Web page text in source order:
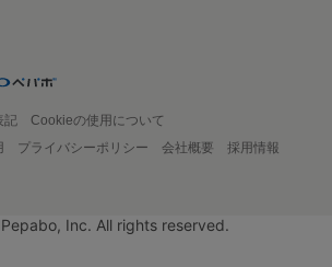
記
Cookieの使用について
プライバシーポリシー 会社概要
採用情報
Inc. All rights reserved.